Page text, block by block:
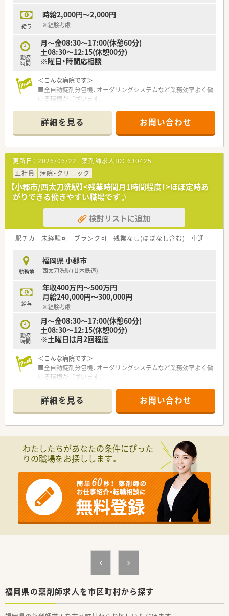
給与
時給2,000円～2,000円
※経験考慮
勤務
時間
月～金08:30～17:00(休憩60分)
土08:30～12:15(休憩00分)
※曜日・時間応相談
＜こんな病院です＞
■全自動錠剤分包機、オーダリングシステムなど業務効率よく働
ける環境がございます。
■NST研修関連施設ですので資格取得実績もあり支援制度もご
ざいます。
■残業少なく有給休暇取得もしやすい環境です。
詳細を見る お問い合わせ
更新日： 2026/06/22 薬剤師求人ID： 630425
正社員
病院・クリニック
【小郡市/西太刀洗駅】<残業時間月1時間程度！>ほぼ定時あ
がりできる働きやすい職場です♪
検討リストに追加
駅チカ 未経験可 ブランク可 残業なし(ほぼなし含む) 車通勤可
勤務地
福岡県 小郡市
西太刀洗駅 (甘木鉄道)
給与
年収400万円～500万円
月給240,000円～300,000円
※経験考慮
勤務
時間
月～金08:30～17:00(休憩60分)
土08:30～12:15(休憩00分)
※土曜日は月2回程度
＜こんな病院です＞
■全自動錠剤分包機、オーダリングシステムなど業務効率よく働
ける環境がございます。
■NST研修関連施設ですので資格取得実績もあり支援制度もご
ざいます。
■残業少なく有給休暇取得もしやすい環境です。
詳細を見る お問い合わせ
わたしたちがあなたの条件にぴった
りの職場をお探しします。
福岡県の薬剤師求人を市区町村から探す